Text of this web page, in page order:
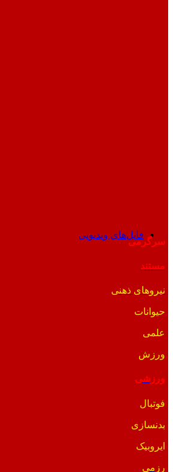
فایل‌های ویدیویی
سرگرمی
مستند
نیروهای ذهنی
حیوانات
علمی
ورزش
ورزشی
فوتبال
بدنسازی
ایروبیک
رزمی